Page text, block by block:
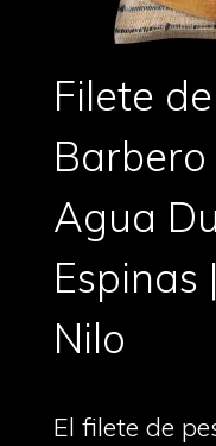
Filete
Agua
Espinas
Nilo
El filete de